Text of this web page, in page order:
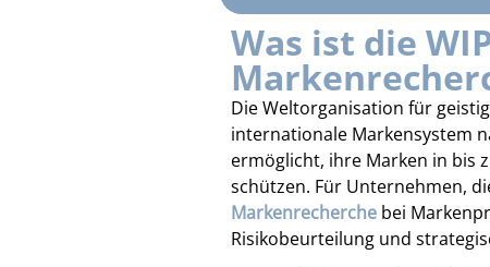
Was ist die
Die Weltorganisation für
internationale Markensystem
ermöglicht, ihre Marken in bis
schützen. Für Unternehmen,
Markenrecherchebei
Risikobeurteilung und